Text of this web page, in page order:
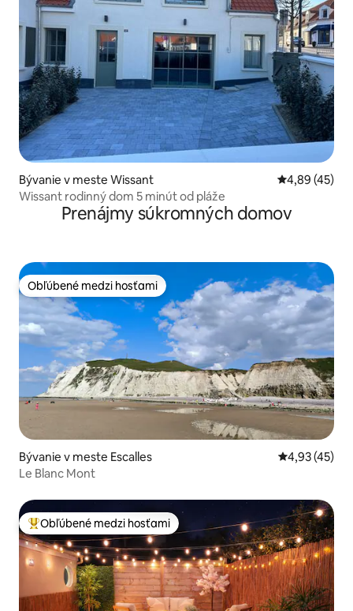
Bývanie v meste Wissant Priemerné
4,89 (45)
Wissant rodinný dom 5 minút od pláže
Prenájmy súkromných domov
Obľúbené medzi hosťami
Obľúbené medzi hosťami
Bývanie v meste Escalles Priemerné
4,93 (45)
Le Blanc Mont
Najobľúbenejšie medzi hosťami
Obľúbené medzi hosťami